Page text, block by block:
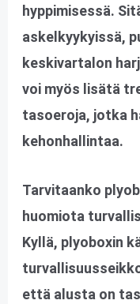
hyppimisessä.
askelkyykyissä,
keskivartalon
voi myös lisätä
tasoeroja, jotka
kehonhallintaa.
Tarvitaanko
huomiota
Kyllä, plyoboxin
että alusta on